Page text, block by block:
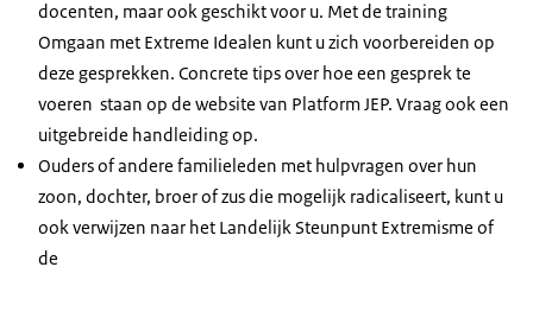
docenten, maar ook geschikt voor u. Met de training
Omgaan met Extreme Idealen kunt u zich voorbereiden op
deze gesprekken. Concrete tips over hoe een gesprek te
voeren staan op de website van Platform JEP. Vraag ook een
uitgebreide handleiding op.
Ouders of andere familieleden met hulpvragen over hun
zoon, dochter, broer of zus die mogelijk radicaliseert, kunt u
ook verwijzen naar het Landelijk Steunpunt Extremisme of
de